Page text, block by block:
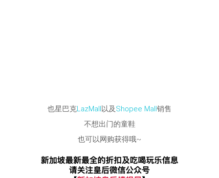
也星巴克LazMall以及 Shopee Mall销售
不想出门的童鞋
也可以网购获得哦~